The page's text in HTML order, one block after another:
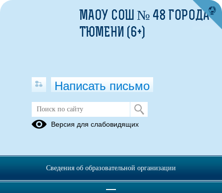
Родителям
Раннее выявление несовершеннолетних, подверженных
негативному влиянию сети «Интернет».pdf(скачать)(посмотреть)
Уважаемые родители!
МАОУ СОШ № 48 ГОРОДА
ТЮМЕНИ (6+)
Написать письмо
Версия для слабовидящих
Сведения об образовательной организации